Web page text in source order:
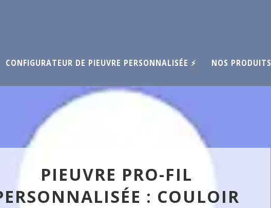
CONFIGURATEUR DE PIEUVRE PERSONNALISÉE ⚡ NOS PRODUITS
PIEUVRE PRO-FIL
: COULOIR